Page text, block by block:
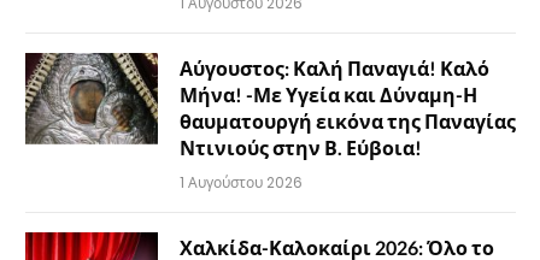
Αύγουστος: Καλή Παναγιά! Καλό
Μήνα! -Με Υγεία και Δύναμη-Η
θαυματουργή εικόνα της Παναγίας
Ντινιούς στην Β. Εύβοια!
1 Αυγούστου 2026
Χαλκίδα-Καλοκαίρι 2026: Όλο το